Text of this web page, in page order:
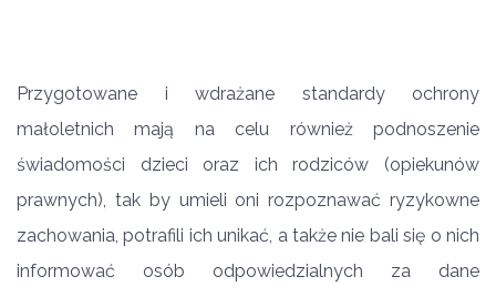
Przygotowane i wdrażane standardy ochrony
małoletnich mają na celu również podnoszenie
świadomości dzieci oraz ich rodziców (opiekunów
prawnych), tak by umieli oni rozpoznawać ryzykowne
zachowania, potrafili ich unikać, a także nie bali się o nich
informować osób odpowiedzialnych za dane